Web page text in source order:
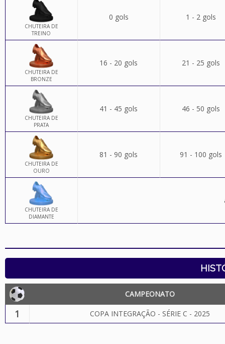
CHUTEIRA DE
TREINO
0 gols 1 - 2 gols
CHUTEIRA DE
BRONZE
16 - 20 gols 21 - 25 gols
CHUTEIRA DE
PRATA
41 - 45 gols 46 - 50 gols
CHUTEIRA DE
OURO
81 - 90 gols 91 - 100 gols
CHUTEIRA DE
DIAMANTE
CAMPEONATO
1 COPA INTEGRAÇÃO - SÉRIE C - 2025